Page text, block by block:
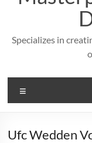
Specializes in
Ufc Wedden